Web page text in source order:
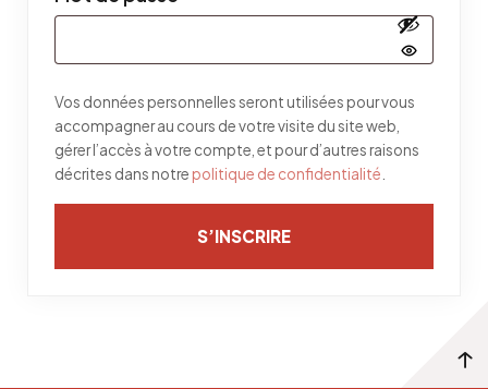
Vos données personnelles seront utilisées pour vous
accompagner au cours de votre visite du site web,
gérer l’accès à votre compte, et pour d’autres raisons
décrites dans notre politique de confidentialité
S’INSCRIRE